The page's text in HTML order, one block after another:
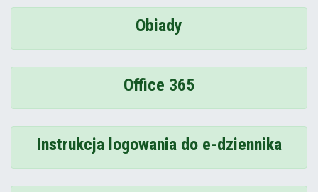
Obiady
Office 365
Instrukcja logowania do e-dziennika